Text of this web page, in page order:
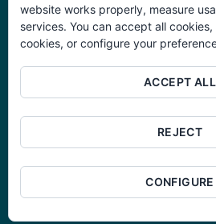
Política de privacidad
Términos y condiciones
Política de cookies
website works properly, measure
services. You can accept all
cookies, or configure your
ACCEPT ALL
REJECT
CONFIGURE